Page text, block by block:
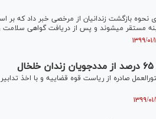
نحوه بازگشت زندانیان از مرخصی خبر داد که بر